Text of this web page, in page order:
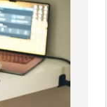
IZJAVA